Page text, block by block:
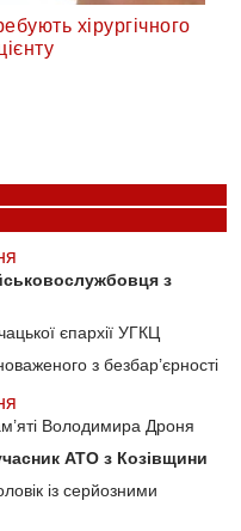
хірургічного
з
єпархії УГКЦ
з безбар’єрності
Володимира Дроня
АТО з Козівщини
із серйозними